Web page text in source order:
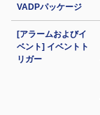
VADPパッケージ
[アラームおよびイ
ベント] イベントト
リガー